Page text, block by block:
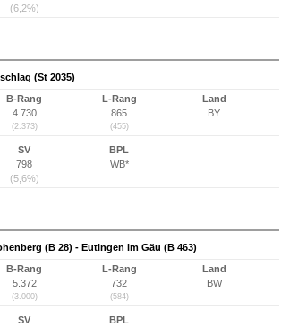
(6,2%)
(St 2035)
B-Rang
4.730
(2.373)
L-Rang
865
(455)
Land
BY
SV
798
(5,6%)
BPL
WB*
(B 28) - Eutingen im Gäu (B 463)
B-Rang
5.372
(3.000)
L-Rang
732
(584)
Land
BW
SV
BPL